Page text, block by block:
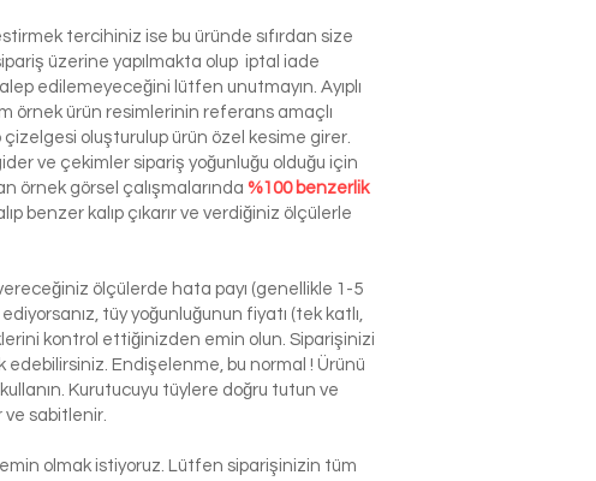
tercihiniz ise bu üründe sıfırdan size
üzerine yapılmakta olup iptal iade
edilemeyeceğini lütfen unutmayın. Ayıplı
örnek ürün resimlerinin referans amaçlı
çizelgesi oluşturulup ürün özel kesime girer.
ve çekimler sipariş yoğunluğu olduğu için
örnek görsel çalışmalarında %100 benzerlik
benzer kalıp çıkarır ve verdiğiniz ölçülerle
ölçülerde hata payı (genellikle 1-5
tüy yoğunluğunun fiyatı (tek katlı,
kontrol ettiğinizden emin olun. Siparişinizi
edebilirsiniz. Endişelenme, bu normal ! Ürünü
Kurutucuyu tüylere doğru tutun ve
ve sabitlenir.
olmak istiyoruz. Lütfen siparişinizin tüm